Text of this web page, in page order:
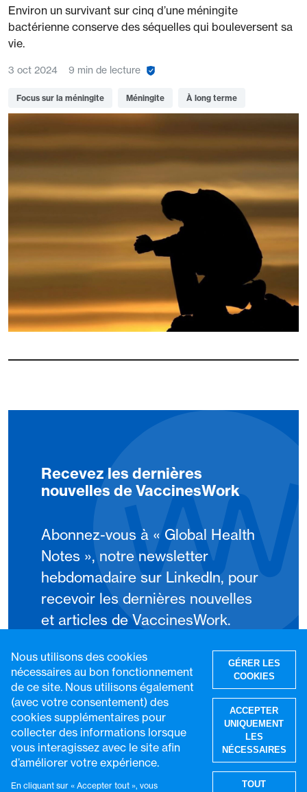
Environ un survivant sur cinq d’une méningite
bactérienne conserve des séquelles qui bouleversent sa
vie.
3 oct 2024 9 min de lecture
Focus sur la méningite Méningite À long terme
Recevez les dernières
nouvelles de VaccinesWork
Abonnez-vous à « Global Health
Notes », notre newsletter
hebdomadaire sur LinkedIn, pour
recevoir les dernières nouvelles
et articles de VaccinesWork.
S'abonner
Nous utilisons des cookies
nécessaires au bon fonctionnement
de ce site. Nous utilisons également
(avec votre consentement) des
cookies supplémentaires pour
collecter des informations lorsque
vous interagissez avec le site afin
d’améliorer votre expérience.
En cliquant sur « Accepter tout », vous
GÉRER LES
COOKIES
ACCEPTER
UNIQUEMENT
LES
NÉCESSAIRES
TOUT